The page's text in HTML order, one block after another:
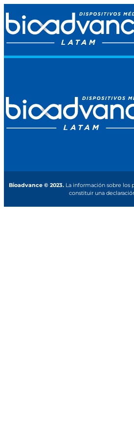
Bioadvance © 2023.La información sobre los
constituir una